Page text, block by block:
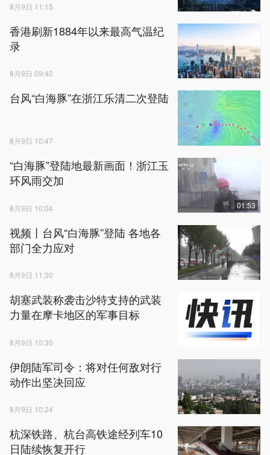
8月9日 11:15
香港刷新1884年以来最高气温纪
录
8月9日 09:40
台风“白海豚”在浙江乐清二次登陆
8月9日 10:47
“白海豚”登陆地最新画面！浙江玉
环风雨交加
8月9日 10:04 01:53
视频丨台风“白海豚”登陆 各地各
部门全力应对
8月9日 11:30
胡塞武装称袭击沙特支持的武装
力量在摩卡地区的军事目标
8月9日 10:30
伊朗陆军司令：将对任何敌对行
动作出坚决回应
8月9日 10:24
杭深铁路、杭台高铁途经列车10
日陆续恢复开行